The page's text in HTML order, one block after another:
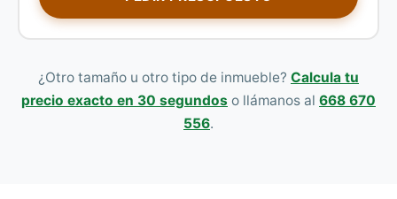
¿Otro tamaño u otro tipo de inmueble? Calcula tu
precio exacto en 30 segundos o llámanos al 668 670
556.